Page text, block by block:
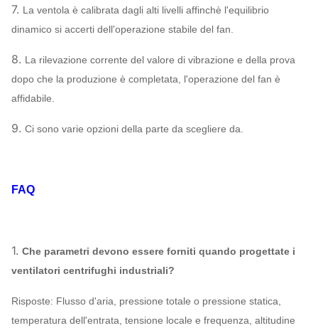
inossidabile…
Sopportare
FATICA, SKF, NSK,
Facoltativo
Telaio base del sistema, selezione protettiva,
compensatore della conduttura del silenziatore,
Flangia dello sbocco & dell'entrata,
monitoraggio elettrico speciale di sistema, del
motore, di lubrificazione, carro armato
sopraelevato ecc. del lubrificante.
7. La ventola è calibrata dagli alti livelli affinchè l'equilibrio
dinamico si accerti dell'operazione stabile del fan.
8. La rilevazione corrente del valore di vibrazione e della prova
dopo che la produzione è completata, l'operazione del fan è
affidabile.
9. Ci sono varie opzioni della parte da scegliere da.
FAQ
1. Che parametri devono essere forniti quando progettate i
ventilatori centrifughi industriali?
Risposte: Flusso d'aria, pressione totale o pressione statica,
temperatura dell'entrata, tensione locale e frequenza, altitudine